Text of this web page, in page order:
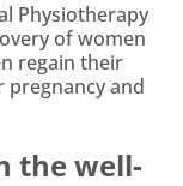
Physiotherapy
of women
regain their
and
the well-